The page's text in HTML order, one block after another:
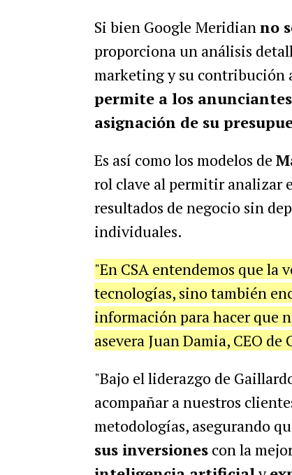
Si bien Google Meridianno
proporciona un análisis
marketing y su contribución
permite a los
asignación de su
Es así como los modelos de
rol clave al permitir analizar
resultados de negocio sin
individuales.
"En CSA entendemos que la
tecnologías, sino también
información para hacer que
asevera Juan Damia, CEO de
"Bajo el liderazgo de
acompañar a nuestros
metodologías, asegurando
sus inversionescon la